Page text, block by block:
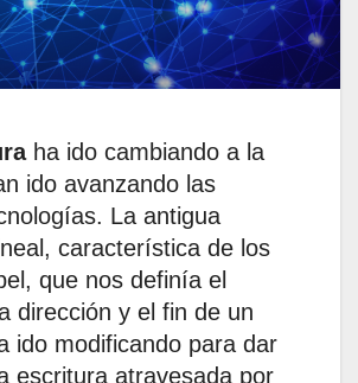
ha ido cambiando a la
ido avanzando las
La antigua
característica de los
que nos definía el
dirección y el fin de un
ido modificando para dar
escritura atravesada por